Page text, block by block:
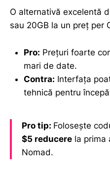
O alternativă excelentă
sau 20GB la un preț per
Pro: Prețuri foarte
mari de date.
Contra: Interfața
tehnică pentru
Pro tip: Folosește
$5 reducere la prima
Nomad.